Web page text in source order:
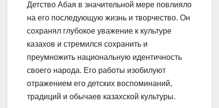
Детство Абая в значительной мере повлияло
на его последующую жизнь и творчество. Он
сохранял глубокое уважение к культуре
казахов и стремился сохранить и
преумножить национальную идентичность
своего народа. Его работы изобилуют
отражением его детских воспоминаний,
традиций и обычаев казахской культуры.